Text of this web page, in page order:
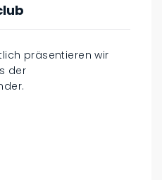
präsentieren wir
der